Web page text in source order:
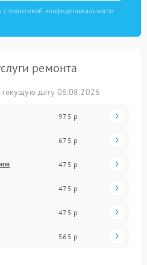
с политикой конфиденциальности
ремонта
дату 06.08.2026
975 р
675 р
475 р
475 р
475 р
565 р